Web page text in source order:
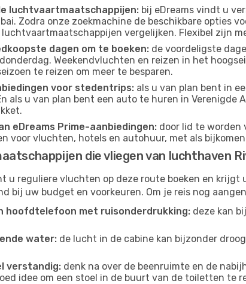
luchtvaartmaatschappijen: bij eDreams vindt u
Zodra onze zoekmachine de beschikbare
vergelijken. Flexibel zijn
dagen om te boeken: de voordeligste
Weekendvluchten en reizen in het
te reizen om meer te besparen.
voor stedentrips: als u van plan bent in
als u van plan bent een auto te huren in Verenigde
eDreams Prime-aanbiedingen: door lid te worden
voor vluchten, hotels en autohuur, met als
die vliegen van luchthaven
u reguliere vluchten op deze route boeken en
bij uw budget en voorkeuren. Om je reis nog
hoofdtelefoon met ruisonderdrukking: deze kan
water: de lucht in de cabine kan bijzonder
verstandig: denk na over de beenruimte en de
idee om een ​​stoel in de buurt van de toiletten te